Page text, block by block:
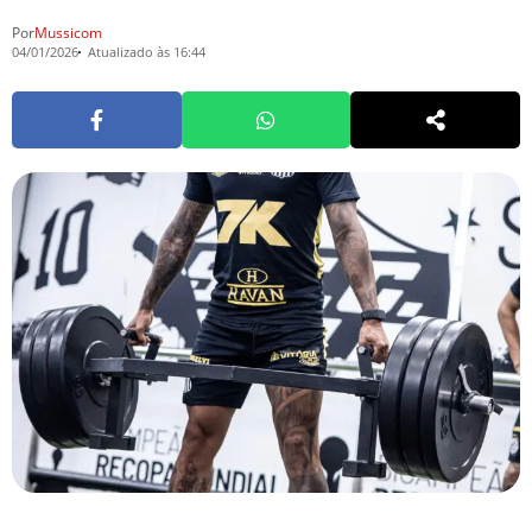
PorMussicom
04/01/2026 Atualizado às 16:44